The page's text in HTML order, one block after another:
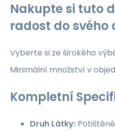
Nakupte si tuto
radost do svého
Vyberte si ze širokého
Minimální množství v
Kompletní
Druh Látky: